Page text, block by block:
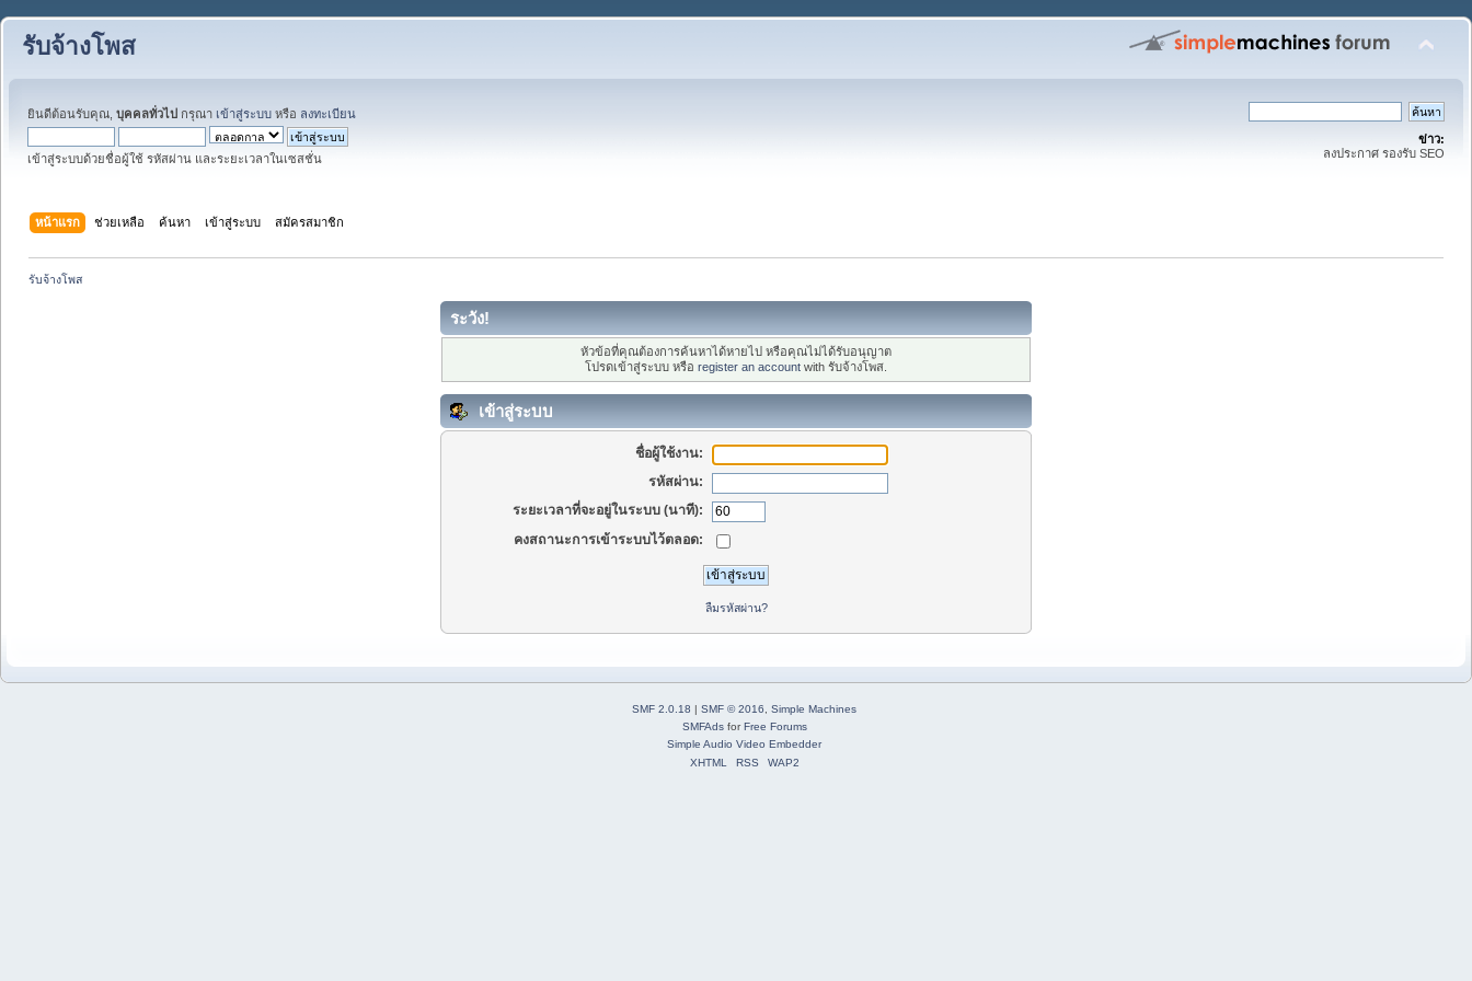
รับจ้างโพส
ยินดีต้อนรับคุณ, บุคคลทั่วไป กรุณา เข้าสู่ระบบ หรือ ลงทะเบียน
เข้าสู่ระบบด้วยชื่อผู้ใช้ รหัสผ่าน และระยะเวลาในเซสชั่น
ข่าว:
ลงประกาศ รองรับ SEO
หน้าแรก ช่วยเหลือ ค้นหา เข้าสู่ระบบ สมัครสมาชิก
รับจ้างโพส
ระวัง!
หัวข้อที่คุณต้องการค้นหาได้หายไป หรือคุณไม่ได้รับอนุญาต
โปรดเข้าสู่ระบบ หรือ register an account with รับจ้างโพส.
เข้าสู่ระบบ
ชื่อผู้ใช้งาน:
รหัสผ่าน:
ระยะเวลาที่จะอยู่ในระบบ (นาที):
คงสถานะการเข้าระบบไว้ตลอด:
ลืมรหัสผ่าน?
SMF 2.0.18 | SMF © 2016
Simple Machines
SMFAdsforFree Forums
Simple Audio Video Embedder
XHTML
RSS WAP2